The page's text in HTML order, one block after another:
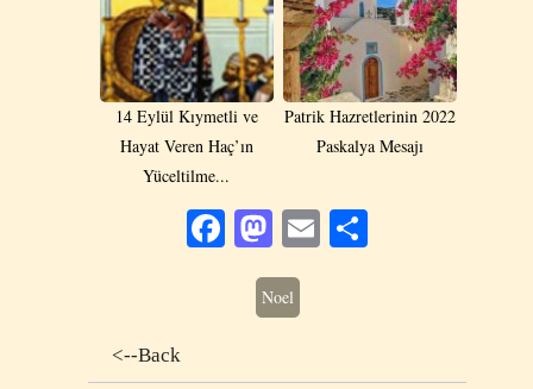
14 Eylül Kıymetli ve
Hayat Veren Haç’ın
Yüceltilme...
Patrik Hazretlerinin 2022
Paskalya Mesajı
Facebook
Mastodon
Email
Noel
<--Back